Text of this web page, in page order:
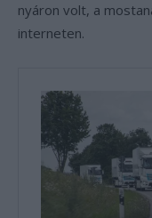
nyáron volt, a
interneten.